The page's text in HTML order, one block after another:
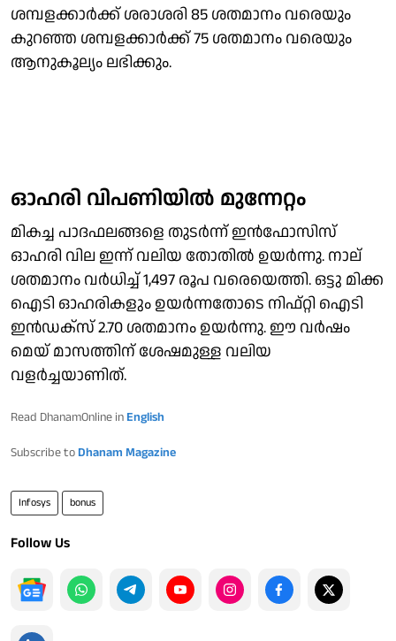
ശമ്പളക്കാര്‍ക്ക് ശരാശരി 85 ശതമാനം വരെയും
കുറഞ്ഞ ശമ്പളക്കാര്‍ക്ക് 75 ശതമാനം വരെയും
ആനുകൂല്യം ലഭിക്കും.
ഓഹരി വിപണിയില്‍ മുന്നേറ്റം
മികച്ച പാദഫലങ്ങളെ തുടര്‍ന്ന് ഇന്‍ഫോസിസ്
ഓഹരി വില ഇന്ന് വലിയ തോതില്‍ ഉയര്‍ന്നു. നാല്
ശതമാനം വര്‍ധിച്ച് 1,497 രൂപ വരെയെത്തി. ഒട്ടു മിക്ക
ഐടി ഓഹരികളും ഉയര്‍ന്നതോടെ നിഫ്റ്റി ഐടി
ഇന്‍ഡക്‌സ് 2.70 ശതമാനം ഉയര്‍ന്നു. ഈ വര്‍ഷം
മെയ് മാസത്തിന് ശേഷമുള്ള വലിയ
വളര്‍ച്ചയാണിത്.
Read DhanamOnline in English
Subscribe to Dhanam Magazine
Infosys bonus
Follow Us